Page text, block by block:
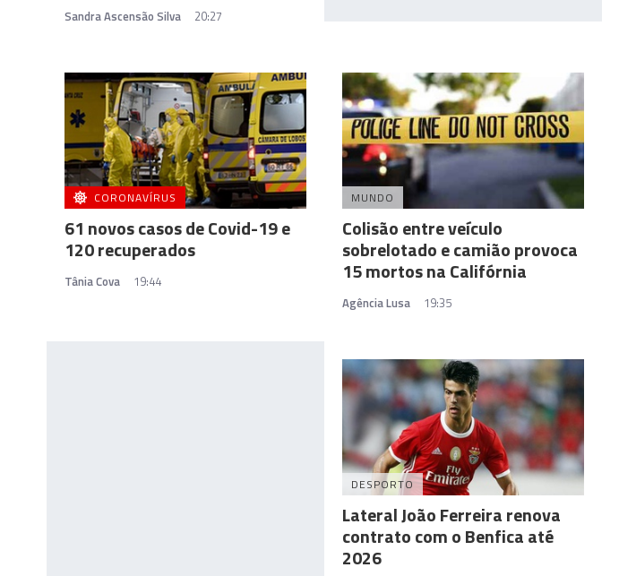
Sandra Ascensão Silva 20:27
CORONAVÍRUS
61 novos casos de Covid-19 e
120 recuperados
Tânia Cova 19:44
MUNDO
Colisão entre veículo
sobrelotado e camião provoca
15 mortos na Califórnia
Agência Lusa 19:35
DESPORTO
Lateral João Ferreira renova
contrato com o Benfica até
2026